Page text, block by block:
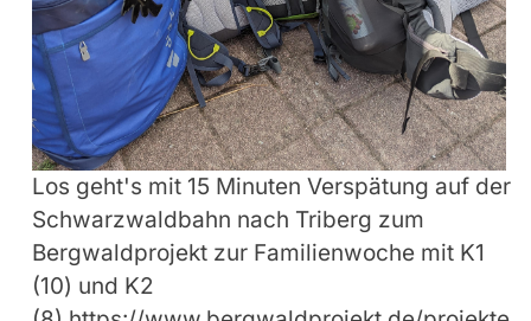
Los geht's mit 15 Minuten Verspätung auf der
Schwarzwaldbahn nach Triberg zum
Bergwaldprojekt zur Familienwoche mit K1
(10) und K2